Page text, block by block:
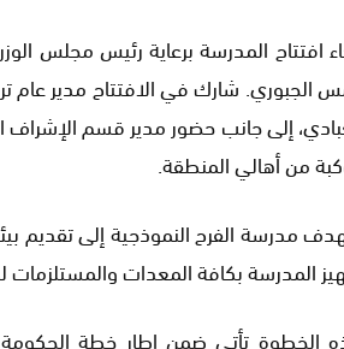
افتتاح المدرسة برعاية رئيس مجلس
الجبوري. شارك في الافتتاح مدير عام
إلى جانب حضور مدير قسم الإشراف
من أهالي المنطقة.
مدرسة الفرح النموذجية إلى تقديم
المدرسة بكافة المعدات
الخطوة تأتي ضمن إطار خطة الحكومة